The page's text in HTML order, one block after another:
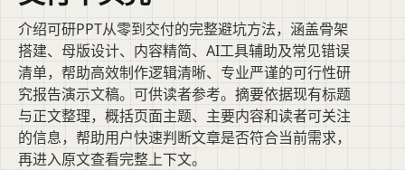
介绍可研PPT从零到交付的完整避坑方法，涵盖骨架
搭建、母版设计、内容精简、AI工具辅助及常见错误
清单，帮助高效制作逻辑清晰、专业严谨的可行性研
究报告演示文稿。可供读者参考。摘要依据现有标题
与正文整理，概括页面主题、主要内容和读者可关注
的信息，帮助用户快速判断文章是否符合当前需求，
再进入原文查看完整上下文。